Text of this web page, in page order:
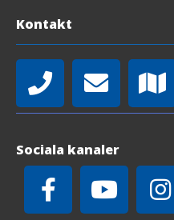
Kontakt
Sociala kanaler